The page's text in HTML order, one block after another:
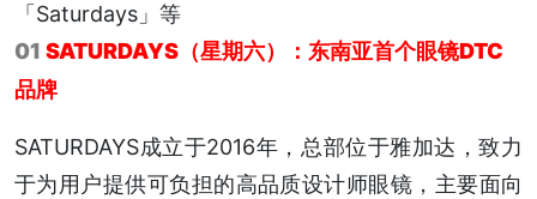
「Saturdays」等
01 SATURDAYS（星期六）：东南亚首个眼镜DTC
品牌
SATURDAYS成立于2016年，总部位于雅加达，致力
于为用户提供可负担的高品质设计师眼镜，主要面向